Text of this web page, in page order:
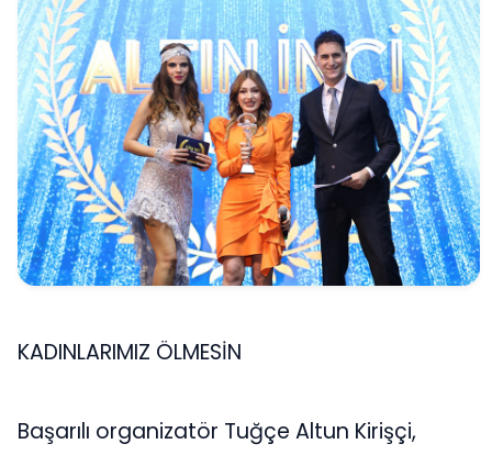
KADINLARIMIZ ÖLMESİN
Başarılı organizatör Tuğçe Altun Kirişçi,